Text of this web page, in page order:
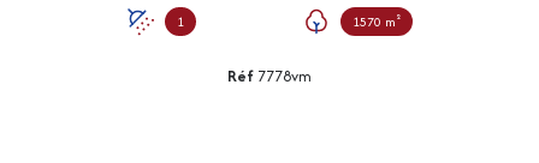
1 1570 m²
Réf 7778vm